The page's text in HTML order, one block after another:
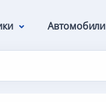
Автомобили